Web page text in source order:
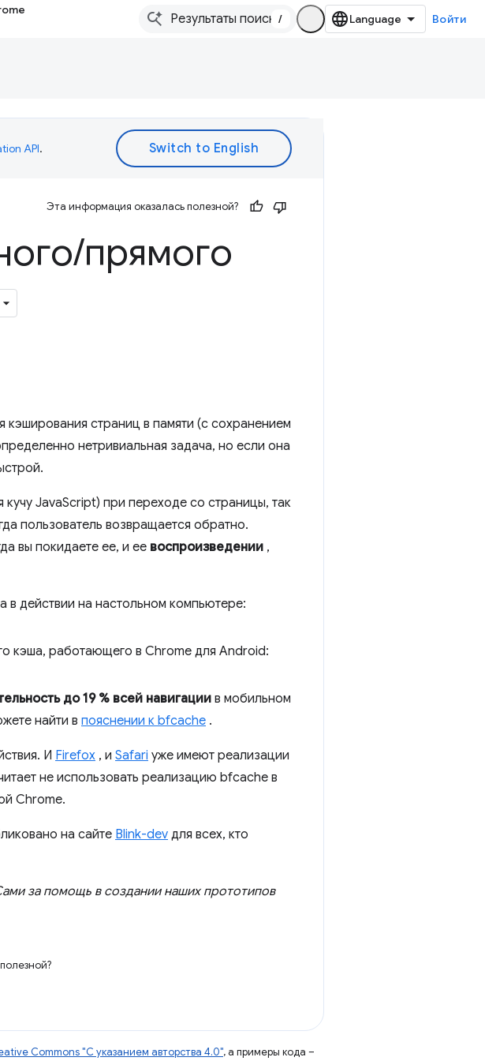
/ Войти
API.
Эта информация оказалась полезной?
/прямого
кэширования страниц в памяти (с сохранением
нетривиальная задача, но если она
JavaScript) при переходе со страницы, так
пользователь возвращается обратно.
вы покидаете ее, и ее воспроизведении ,
в действии на настольном компьютере:
кэша, работающего в Chrome для Android:
до 19 % всей навигациив мобильном
найти в пояснении к bfcache .
И Firefox , и Safari уже имеют реализации
не использовать реализацию bfcache в
Chrome.
на сайте Blink-dev для всех, кто
за помощь в создании наших прототипов
Commons "С указанием авторства 4.0", а примеры кода –